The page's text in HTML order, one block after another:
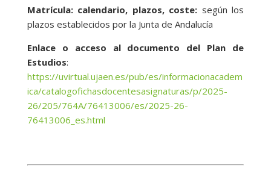
Matrícula: calendario, plazos, coste: según los
plazos establecidos por la Junta de Andalucía
Enlace o acceso al documento del Plan de
Estudios:
https://uvirtual.ujaen.es/pub/es/informacionacadem
ica/catalogofichasdocentesasignaturas/p/2025-
26/205/764A/76413006/es/2025-26-
76413006_es.html